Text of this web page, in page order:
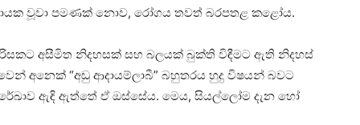
වූවා පමණක් නොව, රෝගය තවත් බරපතළ කළෝය.
පිරිසකට අසීමිත නිදහසක් සහ බලයක් බුක්ති විඳීමට ඇති නිදහස්
අනෙක් “අඩු ආදායම්ලාබී” බහුතරය හුදු විෂයන් බවට
ඇඳි ඇත්තේ ඒ ඔස්සේය. මෙය, සියල්ලෝම දැන හෝ